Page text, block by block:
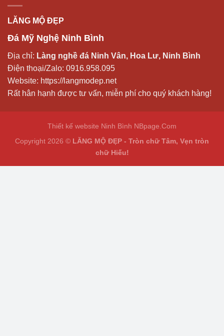
LĂNG MỘ ĐẸP
Đá Mỹ Nghệ Ninh Bình
Địa chỉ: Làng nghề đá Ninh Vân, Hoa Lư, Ninh Bình
Điện thoại/Zalo: 0916.958.095
Website: https://langmodep.net
Rất hân hạnh được tư vấn, miễn phí cho quý khách hàng!
Thiết kế website Ninh Bình NBpage.Com
Copyright 2026 © LĂNG MỘ ĐẸP - Tròn chữ Tâm, Vẹn tròn
chữ Hiếu!